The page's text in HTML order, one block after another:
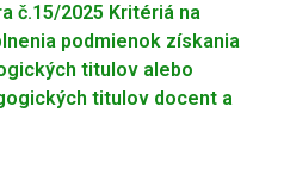
č.15/2025 Kritériá na
podmienok získania
titulov alebo
titulov docent a